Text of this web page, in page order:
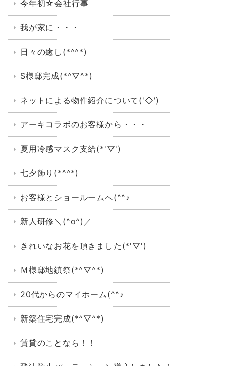
今年初☆会社行事
我が家に・・・
日々の癒し(*^^*)
S様邸完成(*^▽^*)
ネットによる物件紹介について('◇')ゞ
アーキコラボのお客様から・・・
夏用冷感マスク支給(*'▽')
七夕飾り(*^^*)
お客様とショールームへ(^^♪
新人研修＼(^o^)／
きれいなお花を頂きました(*'▽')
Ｍ様邸地鎮祭(*^▽^*)
20代からのマイホーム(^^♪
新築住宅完成(*^▽^*)
賃貸のことなら！！